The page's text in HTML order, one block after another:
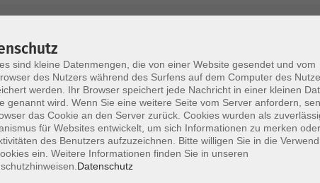
Volkshochschule im Lkr. Erding
Zweckverband Volkshochschule im Lkr.
Lethnerstr. 13
sind kleine Datenmengen, die von einer Website gesendet und vom
des Nutzers während des Surfens auf dem Computer des
werden. Ihr Browser speichert jede Nachricht in einer kleinen
genannt wird. Wenn Sie eine weitere Seite vom Server anfordern,
das Cookie an den Server zurück. Cookies wurden als
für Websites entwickelt, um sich Informationen zu merken
des Benutzers aufzuzeichnen. Bitte willigen Sie in die
ein. Weitere Informationen finden Sie in unseren
Datenschutz